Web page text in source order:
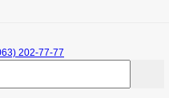
202-77-77